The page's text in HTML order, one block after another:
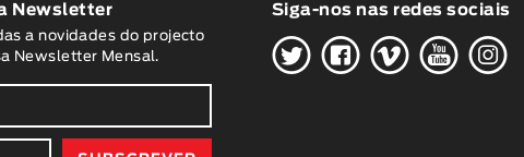
Newsletter
a novidades do projecto
Newsletter Mensal.
Siga-nos nas redes sociais
HGWOK